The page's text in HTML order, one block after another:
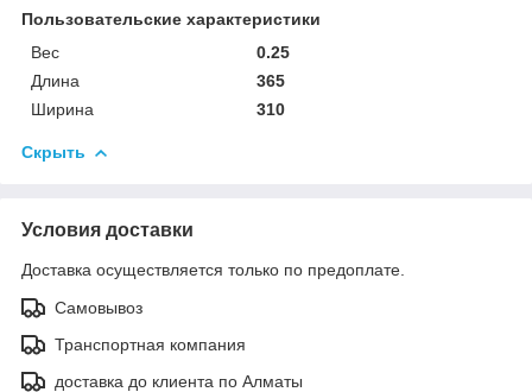
Пользовательские характеристики
Вес
0.25
Длина
365
Ширина
310
Скрыть
Условия доставки
Доставка осуществляется только по предоплате.
Самовывоз
Транспортная компания
доставка до клиента по Алматы